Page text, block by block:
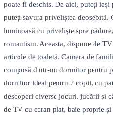
poate fi deschis. De aici, puteți ieși
puteți savura priveliștea deosebită.
luminoasă cu priveliște spre
romantism. Aceasta, dispune de
articole de toaletă. Camera de
compusă dintr-un dormitor pentru
dormitor ideal pentru 2 copii, cu
descoperi diverse jocuri, jucării și
de TV cu ecran plat, baie proprie